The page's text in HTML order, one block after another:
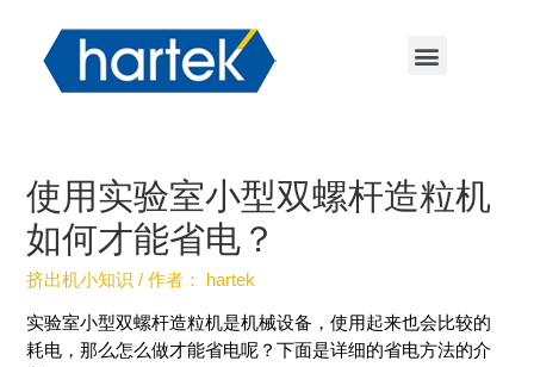
使用实验室小型双螺杆造粒机
如何才能省电？
挤出机小知识 / 作者： hartek
实验室小型双螺杆造粒机是机械设备，使用起来也会比较的
耗电，那么怎么做才能省电呢？下面是详细的省电方法的介